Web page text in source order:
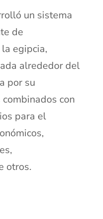
un sistema
de
egipcia,
alrededor del
por su
con
para el
otros.